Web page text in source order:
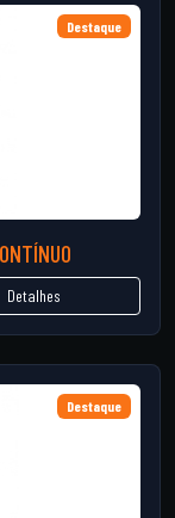
Destaque
Detalhes
Destaque